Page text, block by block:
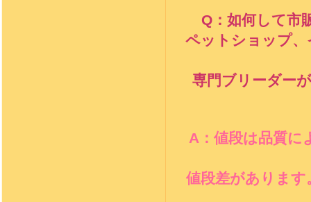
Q： 如何して市
ペットショップ
専門ブリーダー
A ： 値段は品質に
値段差があります